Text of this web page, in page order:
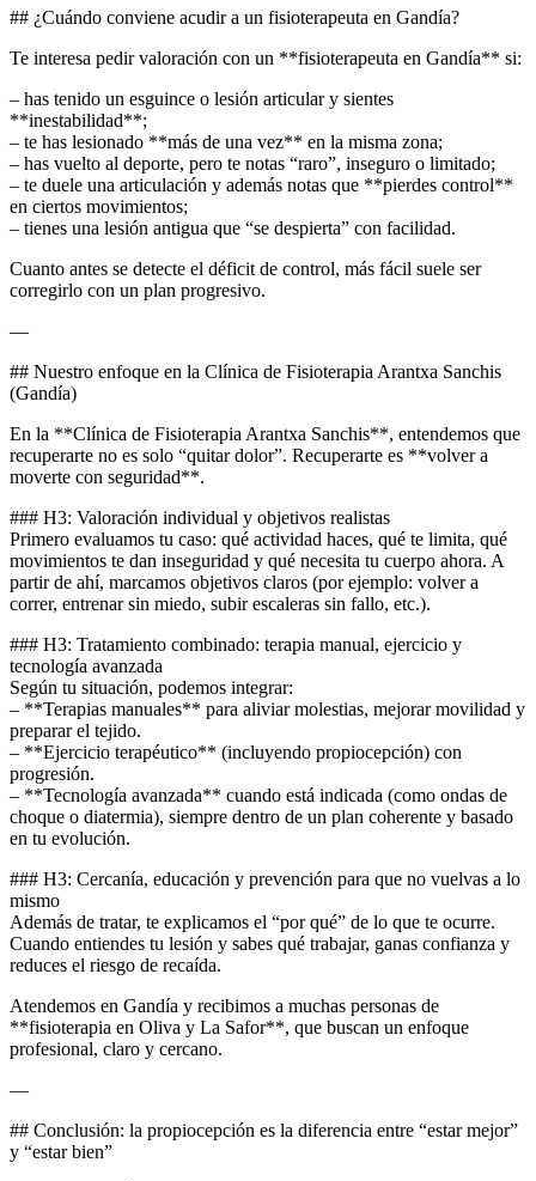
## ¿Cuándo conviene acudir a un fisioterapeuta en Gandía?
Te interesa pedir valoración con un **fisioterapeuta en Gandía** si:
– has tenido un esguince o lesión articular y sientes
**inestabilidad**;
– te has lesionado **más de una vez** en la misma zona;
– has vuelto al deporte, pero te notas “raro”, inseguro o limitado;
– te duele una articulación y además notas que **pierdes control**
en ciertos movimientos;
– tienes una lesión antigua que “se despierta” con facilidad.
Cuanto antes se detecte el déficit de control, más fácil suele ser
corregirlo con un plan progresivo.
—
## Nuestro enfoque en la Clínica de Fisioterapia Arantxa Sanchis
(Gandía)
En la **Clínica de Fisioterapia Arantxa Sanchis**, entendemos que
recuperarte no es solo “quitar dolor”. Recuperarte es **volver a
moverte con seguridad**.
### H3: Valoración individual y objetivos realistas
Primero evaluamos tu caso: qué actividad haces, qué te limita, qué
movimientos te dan inseguridad y qué necesita tu cuerpo ahora. A
partir de ahí, marcamos objetivos claros (por ejemplo: volver a
correr, entrenar sin miedo, subir escaleras sin fallo, etc.).
### H3: Tratamiento combinado: terapia manual, ejercicio y
tecnología avanzada
Según tu situación, podemos integrar:
– **Terapias manuales** para aliviar molestias, mejorar movilidad y
preparar el tejido.
– **Ejercicio terapéutico** (incluyendo propiocepción) con
progresión.
– **Tecnología avanzada** cuando está indicada (como ondas de
choque o diatermia), siempre dentro de un plan coherente y basado
en tu evolución.
### H3: Cercanía, educación y prevención para que no vuelvas a lo
mismo
Además de tratar, te explicamos el “por qué” de lo que te ocurre.
Cuando entiendes tu lesión y sabes qué trabajar, ganas confianza y
reduces el riesgo de recaída.
Atendemos en Gandía y recibimos a muchas personas de
**fisioterapia en Oliva y La Safor**, que buscan un enfoque
profesional, claro y cercano.
—
## Conclusión: la propiocepción es la diferencia entre “estar mejor”
y “estar bien”